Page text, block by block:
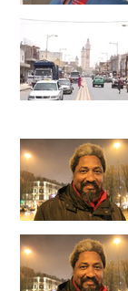
Les Bourses
records en Europe
06/08/2026
Soudan du Sud
accès à leur
France-Algérie:
policière contre le
06/08/2026 -
Guinée :
tensions politiques
Bénin: le
06/08/2026 -